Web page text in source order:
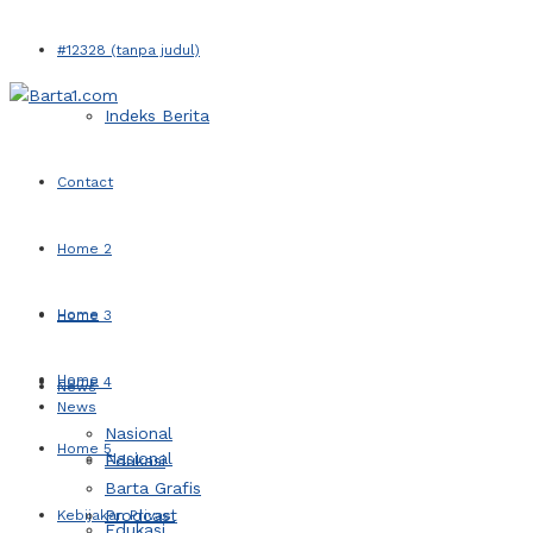
#12328 (tanpa judul)
Indeks Berita
Contact
Home 2
Home 3
Home 4
Home 5
Kebijakan Privasi
Home
News
Nasional
Home
News
Nasional
Edukasi
Barta Grafis
Prodcast